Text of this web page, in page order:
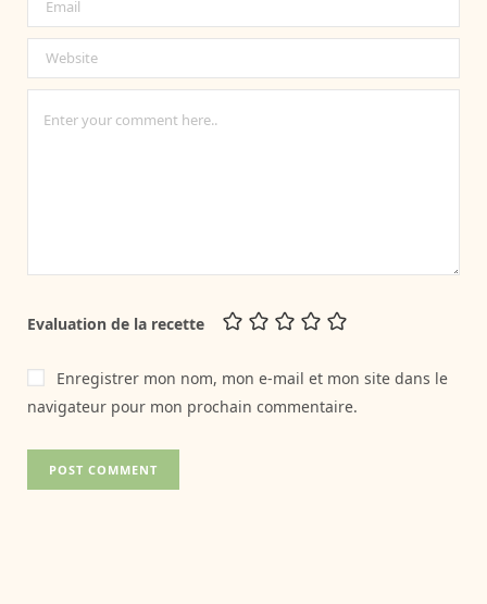
Evaluation de la recette
Enregistrer mon nom, mon e-mail et mon site dans le
navigateur pour mon prochain commentaire.